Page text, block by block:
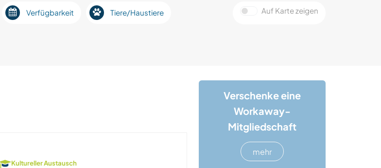
Verfügbarkeit Tiere/Haustiere Auf Karte zeigen
Kultureller Austausch
Verschenke eine
Workaway-
Mitgliedschaft
mehr